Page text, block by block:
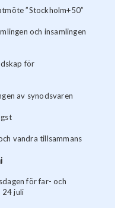
”Stockholm+50”
och insamlingen
för
av synodsvaren
vandra tillsammans
för far- och
24 juli